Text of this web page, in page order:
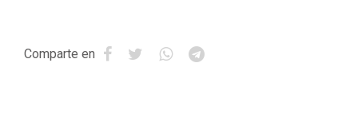
Comparte en